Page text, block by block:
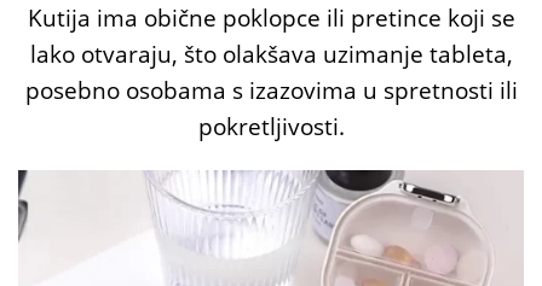
Kutija ima obične poklopce ili pretince koji se
lako otvaraju, što olakšava uzimanje tableta,
posebno osobama s izazovima u spretnosti ili
pokretljivosti.